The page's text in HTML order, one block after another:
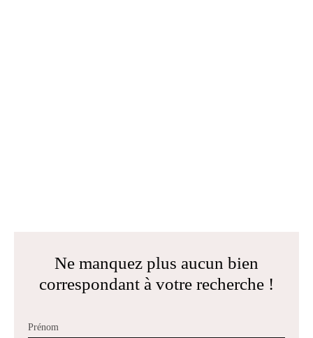
Ne manquez plus aucun bien
correspondant à votre recherche !
Prénom